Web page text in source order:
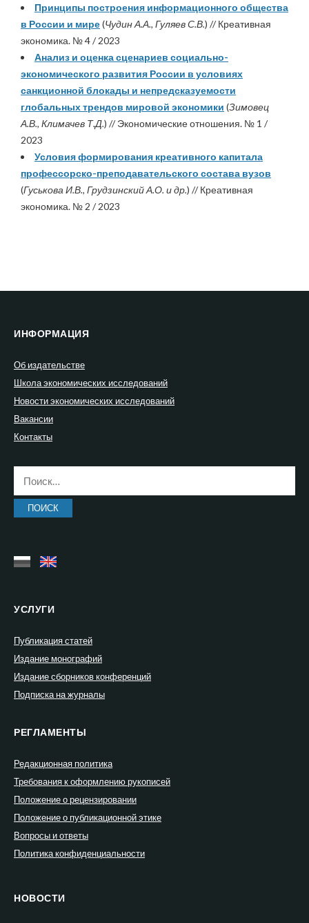
Принципы построения информационного общества
в России и мире(Чудин А.А., Гуляев С.В.) // Креативная
экономика. № 4 / 2023
Анализ и оценка сценариев социально-
экономического развития России в условиях
санкционной блокады и непредсказуемости
глобальных трендов мировой экономики (Зимовец
А.В., Климачев Т.Д.) // Экономические отношения. № 1 /
2023
Условия формирования креативного капитала
профессорско-преподавательского состава вузов
(Гуськова И.В., Грудзинский А.О. и др.) // Креативная
экономика. № 2 / 2023
ИНФОРМАЦИЯ
Об издательстве
Школа экономических исследований
Новости экономических исследований
Вакансии
Контакты
УСЛУГИ
Публикация статей
Издание монографий
Издание сборников конференций
Подписка на журналы
РЕГЛАМЕНТЫ
Редакционная политика
Требования к оформлению рукописей
Положение о рецензировании
Положение о публикационной этике
Вопросы и ответы
Политика конфиденциальности
НОВОСТИ